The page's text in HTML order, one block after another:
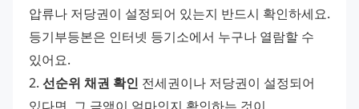
압류나 저당권이 설정되어 있는지 반드시 확인하세요.
등기부등본은 인터넷 등기소에서 누구나 열람할 수
있어요.
2. 선순위 채권 확인 전세권이나 저당권이 설정되어
있다면, 그 금액이 얼마인지 확인하는 것이